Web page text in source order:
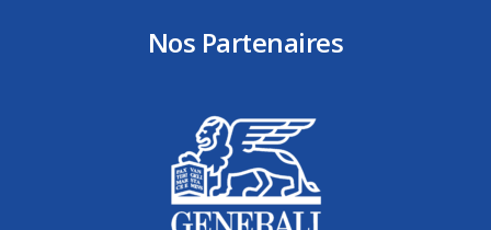
Nos Partenaires